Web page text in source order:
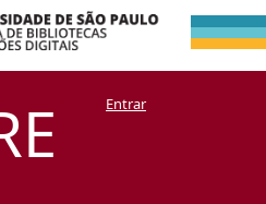
por:
+ CoriscoEntrar